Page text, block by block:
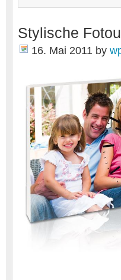
Stylische
16. Mai 2011 by